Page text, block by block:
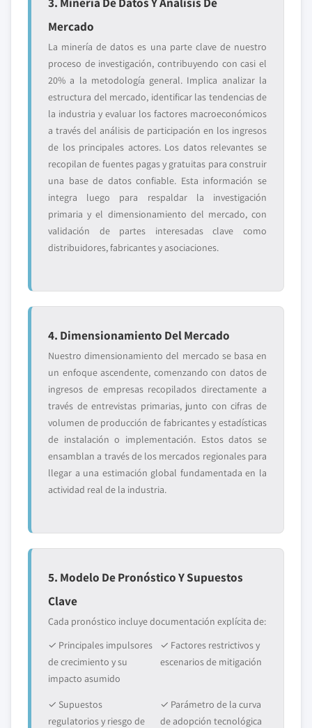
Mercado
La minería de datos es una parte clave de nuestro
proceso de investigación, contribuyendo con casi el
20% a la metodología general. Implica analizar la
estructura del mercado, identificar las tendencias de
la industria y evaluar los factores macroeconómicos
a través del análisis de participación en los ingresos
de los principales actores. Los datos relevantes se
recopilan de fuentes pagas y gratuitas para construir
una base de datos confiable. Esta información se
integra luego para respaldar la investigación
primaria y el dimensionamiento del mercado, con
validación de partes interesadas clave como
distribuidores, fabricantes y asociaciones.
4. Dimensionamiento Del Mercado
Nuestro dimensionamiento del mercado se basa en
un enfoque ascendente, comenzando con datos de
ingresos de empresas recopilados directamente a
través de entrevistas primarias, junto con cifras de
volumen de producción de fabricantes y estadísticas
de instalación o implementación. Estos datos se
ensamblan a través de los mercados regionales para
llegar a una estimación global fundamentada en la
actividad real de la industria.
5. Modelo De Pronóstico Y Supuestos
Clave
Cada pronóstico incluye documentación explícita de:
✓ Principales impulsores
de crecimiento y su
impacto asumido
✓ Factores restrictivos y
escenarios de mitigación
✓ Supuestos
regulatorios y riesgo de
✓ Parámetro de la curva
de adopción tecnológica